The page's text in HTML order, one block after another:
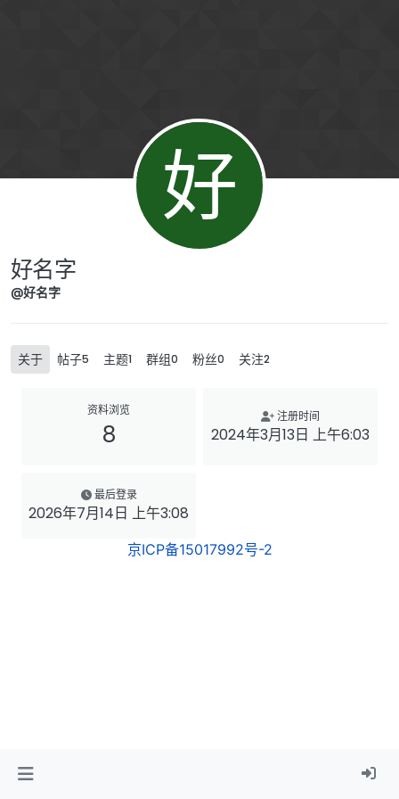
好
好名字
@好名字
关于 帖子5 主题1 群组0 粉丝0 关注2
资料浏览
8
注册时间
2024年3月13日 上午6:03
最后登录
2026年7月14日 上午3:08
京ICP备15017992号-2